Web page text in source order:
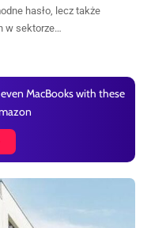
hasło, lecz także
w sektorze…
MacBooks with these